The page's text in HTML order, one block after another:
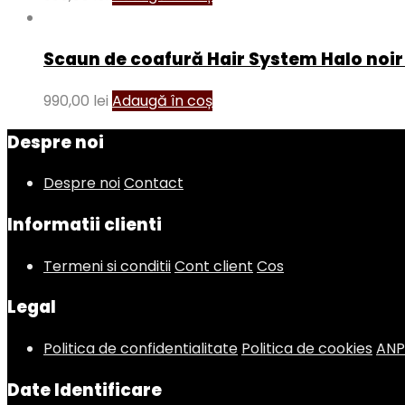
Scaun de coafură Hair System Halo
990,00 lei Adaugă în coș
Despre noi
Despre noiContact
Informatii clienti
Termeni si conditiiCont client Cos
Legal
Politica de confidentialitate Politica de cookies
Date Identificare